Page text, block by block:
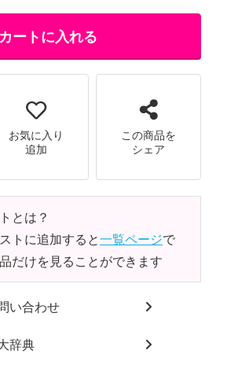
ートに入れる
お気に入り
追加
この商品を
シェア
とは？
トに追加すると一覧ページで
だけを見ることができます
い合わせ
辞典